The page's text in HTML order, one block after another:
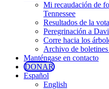
Mi recaudación de
Tennessee
Resultados de la
Peregrinación a
Corre hacia los
Archivo de
Manténgase en contacto
DONAR
Español
English